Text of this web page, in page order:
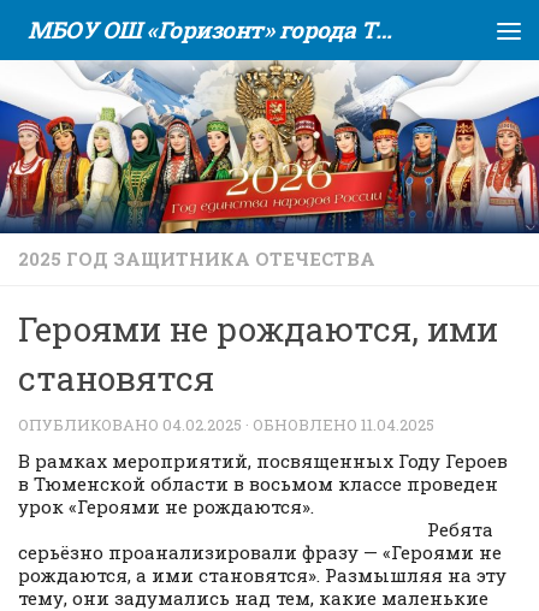
Skip to content МБОУ ОШ «Горизонт» города Тюмени
2025 ГОД ЗАЩИТНИКА ОТЕЧЕСТВА
Героями не рождаются, ими
становятся
ОПУБЛИКОВАНО 04.02.2025 · ОБНОВЛЕНО 11.04.2025
В рамках мероприятий, посвященных Году Героев
в Тюменской области в восьмом классе проведен
урок «Героями не рождаются».
Ребята
серьёзно проанализировали фразу — «Героями не
рождаются, а ими становятся». Размышляя на эту
тему, они задумались над тем, какие маленькие